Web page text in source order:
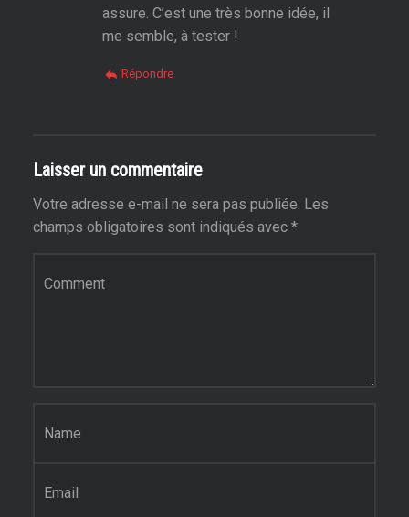
assure. C’est une très bonne idée, il
me semble, à tester !
Répondre
Laisser un commentaire
Votre adresse e-mail ne sera pas publiée. Les
champs obligatoires sont indiqués avec *